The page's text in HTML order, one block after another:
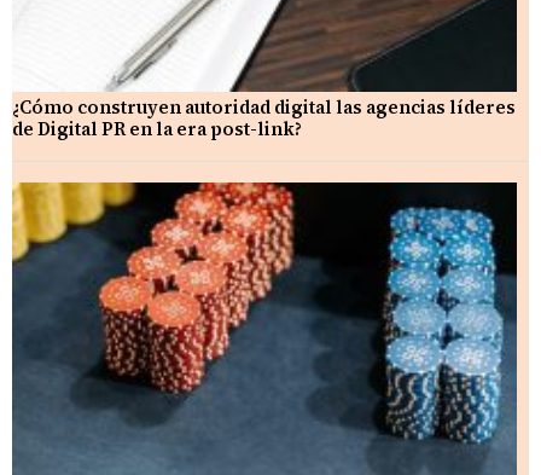
¿Cómo construyen autoridad digital las agencias líderes
de Digital PR en la era post-link?